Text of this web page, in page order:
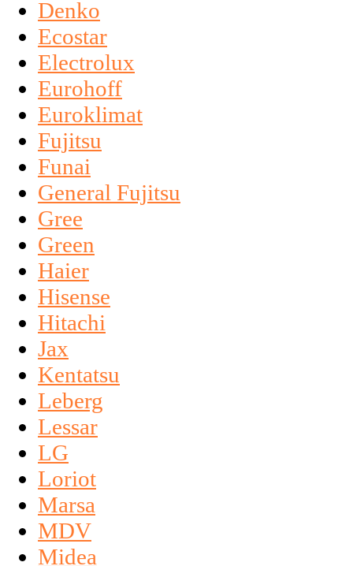
Denko
Ecostar
Electrolux
Eurohoff
Euroklimat
Fujitsu
Funai
General Fujitsu
Gree
Green
Haier
Hisense
Hitachi
Jax
Kentatsu
Leberg
Lessar
LG
Loriot
Marsa
MDV
Midea